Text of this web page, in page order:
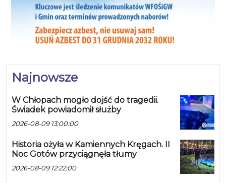
Najnowsze
W Chłopach mogło dojść do tragedii.
Świadek powiadomił służby
2026-08-09 13:00:00
Historia ożyła w Kamiennych Kręgach. II
Noc Gotów przyciągnęła tłumy
2026-08-09 12:22:00